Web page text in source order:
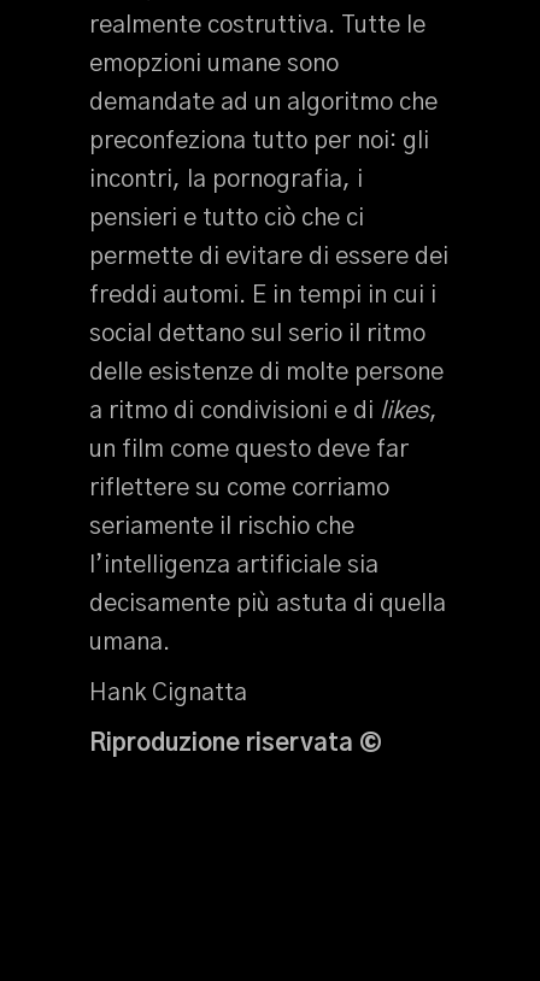
realmente costruttiva. Tutte le
emopzioni umane sono
demandate ad un algoritmo che
preconfeziona tutto per noi: gli
incontri, la pornografia, i
pensieri e tutto ciò che ci
permette di evitare di essere dei
freddi automi. E in tempi in cui i
social dettano sul serio il ritmo
delle esistenze di molte persone
a ritmo di condivisioni e di likes,
un film come questo deve far
riflettere su come corriamo
seriamente il rischio che
l’intelligenza artificiale sia
decisamente più astuta di quella
umana.
Hank Cignatta
Riproduzione riservata ©